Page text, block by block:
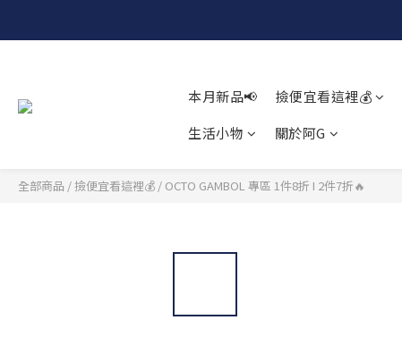
本月新品📢 撿便宜看這裡💰
生活小物
關於阿G
全部商品 /撿便宜看這裡💰 / OCTO GAMBOL 專區 1件8折 I 2件7折️‍🔥